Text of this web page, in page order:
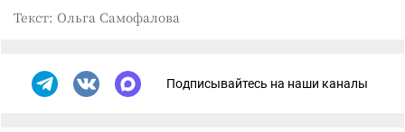
Текст: Ольга Самофалова
Подписывайтесь на наши каналы